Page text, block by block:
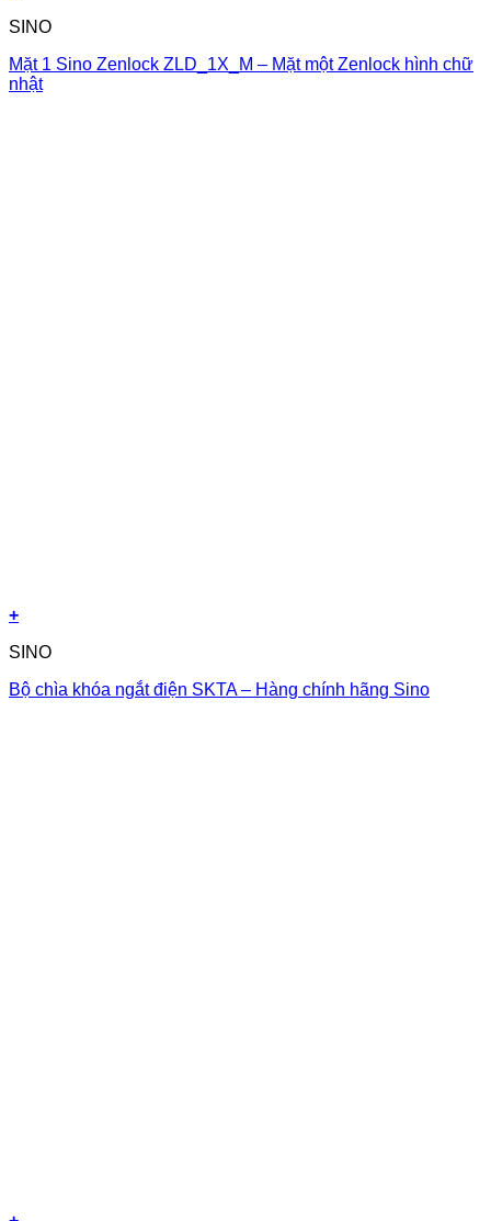
SINO
Mặt 1 Sino Zenlock ZLD_1X_M – Mặt một Zenlock hình chữ
nhật
+
SINO
Bộ chìa khóa ngắt điện SKTA – Hàng chính hãng Sino